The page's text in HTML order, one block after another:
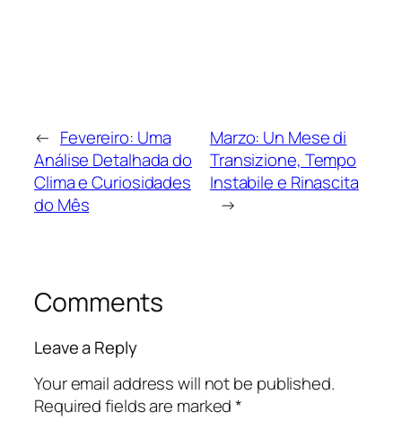
← Fevereiro: Uma
Análise Detalhada do
Clima e Curiosidades
do Mês
Marzo: Un Mese di
Transizione, Tempo
Instabile e Rinascita
→
Comments
Leave a Reply
Your email address will not be published.
Required fields are marked*